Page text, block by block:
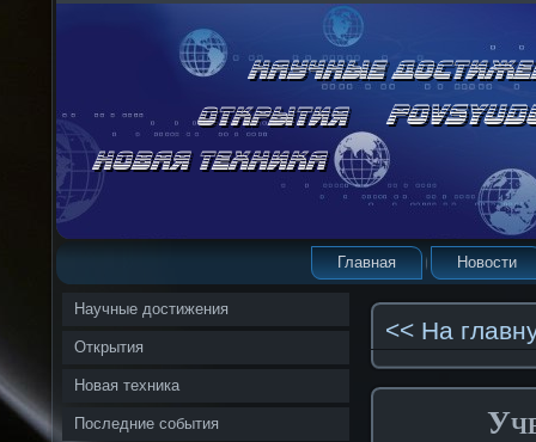
Главная Новости
Научные достижения
Открытия
Новая техника
Последние события
<< На